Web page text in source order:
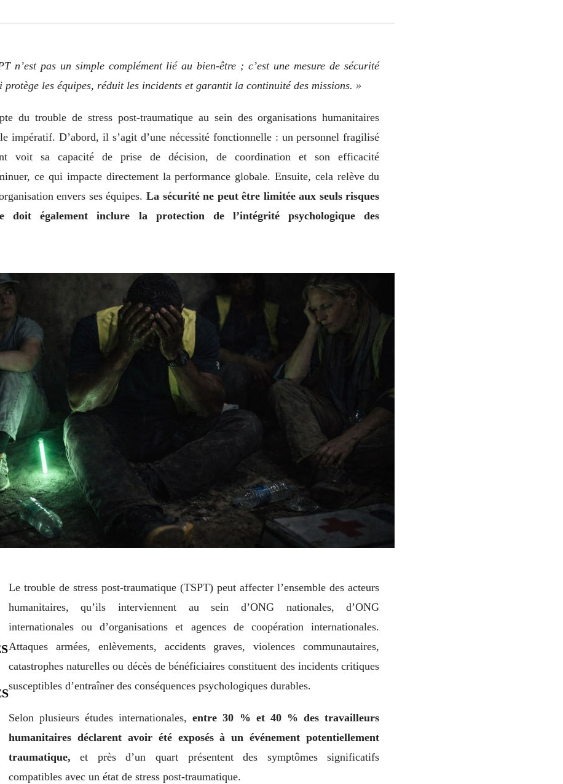
n’est pas un simple complément lié au bien-être ; c’est une mesure de sécurité
les équipes, réduit les incidents et garantit la continuité des missions. »
du trouble de stress post-traumatique au sein des organisations humanitaires
impératif. D’abord, il s’agit d’une nécessité fonctionnelle : un personnel fragilisé
voit sa capacité de prise de décision, de coordination et son efficacité
ce qui impacte directement la performance globale. Ensuite, cela relève du
envers ses équipes. La sécurité ne peut être limitée aux seuls risques
doit également inclure la protection de l’intégrité psychologique des
Le trouble de stress post-traumatique (TSPT) peut affecter l’ensemble des acteurs
humanitaires, qu’ils interviennent au sein d’ONG nationales, d’ONG
internationales ou d’organisations et agences de coopération internationales.
Attaques armées, enlèvements, accidents graves, violences communautaires,
catastrophes naturelles ou décès de bénéficiaires constituent des incidents critiques
susceptibles d’entraîner des conséquences psychologiques durables.
Selon plusieurs études internationales,entre 30 % et 40 % des travailleurs
humanitaires déclarent avoir été exposés à un événement potentiellement
traumatique, et près d’un quart présentent des symptômes significatifs
compatibles avec un état de stress post-traumatique.